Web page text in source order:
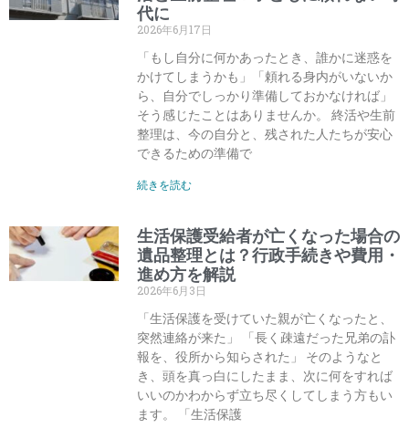
代に
2026年6月17日
「もし自分に何かあったとき、誰かに迷惑を
かけてしまうかも」「頼れる身内がいないか
ら、自分でしっかり準備しておかなければ」
そう感じたことはありませんか。 終活や生前
整理は、今の自分と、残された人たちが安心
できるための準備で
続きを読む
生活保護受給者が亡くなった場合の
遺品整理とは？行政手続きや費用・
進め方を解説
2026年6月3日
「生活保護を受けていた親が亡くなったと、
突然連絡が来た」 「長く疎遠だった兄弟の訃
報を、役所から知らされた」 そのようなと
き、頭を真っ白にしたまま、次に何をすれば
いいのかわからず立ち尽くしてしまう方もい
ます。 「生活保護